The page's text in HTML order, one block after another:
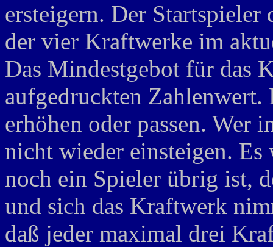
ersteigern. Der
der vier Kraftwerke im
Das Mindestgebot für das
aufgedruckten
erhöhen oder passen. Wer
nicht wieder einsteigen.
noch ein Spieler übrig ist,
und sich das Kraftwerk
daß jeder maximal drei